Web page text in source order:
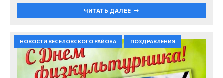
ЧИТАТЬ ДАЛЕЕ
НОВОСТИ ВЕСЕЛОВСКОГО РАЙОНА ПОЗДРАВЛЕНИЯ